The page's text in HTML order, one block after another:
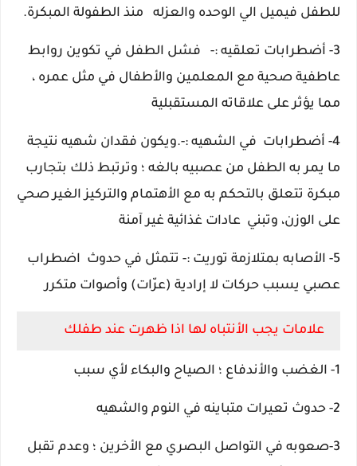
للطفل فيميل الي الوحده والعزله منذ الطفولة المبكرة.
3- أضطرابات تعلقيه :-
فشل الطفل في تكوين روابط
عاطفية صحية مع المعلمين والأطفال في مثل عمره ،
مما يؤثر على علاقاته المستقبلية
4- أضطرابات في الشهيه :-.
ويكون فقدان شهيه نتيجة
ما يمر به الطفل من عصبيه بالغه ؛ وترتبط ذلك بتجارب
مبكرة تتعلق بالتحكم به مع الأهتمام والتركيز الغير صحي
على الوزن، وتبني عادات غذائية غير آمنة
5- الأصابه بمتلازمة توريت :- تتمثل في حدوث
اضطراب
عصبي يسبب حركات لا إرادية (عرّات) وأصوات متكرر
علامات يجب الأنتباه لها اذا ظهرت عند طفلك
1- الغضب والأندفاع ؛ الصياح والبكاء لأي سبب
2- حدوث تعيرات متباينه في النوم والشهيه
3-صعوبه في التواصل البصري مع الأخرين ؛ وعدم تقبل